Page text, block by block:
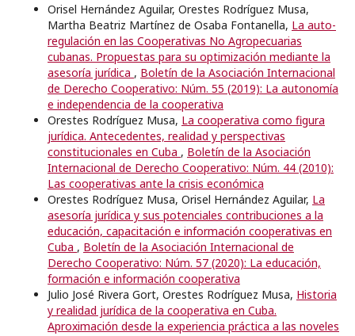
Orisel Hernández Aguilar, Orestes Rodríguez Musa,
Martha Beatriz Martínez de Osaba Fontanella, La auto-
regulación en las Cooperativas No Agropecuarias
cubanas. Propuestas para su optimización mediante la
asesoría jurídica , Boletín de la Asociación Internacional
de Derecho Cooperativo: Núm. 55 (2019): La autonomía
e independencia de la cooperativa
Orestes Rodríguez Musa, La cooperativa como figura
jurídica. Antecedentes, realidad y perspectivas
constitucionales en Cuba , Boletín de la Asociación
Internacional de Derecho Cooperativo: Núm. 44 (2010):
Las cooperativas ante la crisis económica
Orestes Rodríguez Musa, Orisel Hernández Aguilar, La
asesoría jurídica y sus potenciales contribuciones a la
educación, capacitación e información cooperativas en
Cuba , Boletín de la Asociación Internacional de
Derecho Cooperativo: Núm. 57 (2020): La educación,
formación e información cooperativa
Julio José Rivera Gort, Orestes Rodríguez Musa, Historia
y realidad jurídica de la cooperativa en Cuba.
Aproximación desde la experiencia práctica a las noveles